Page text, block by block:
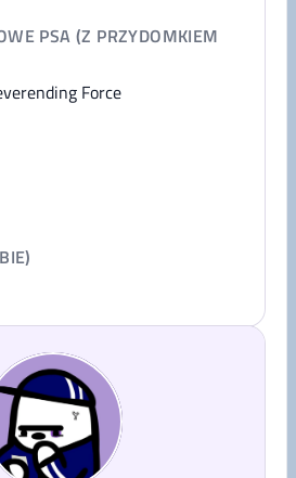
PSA (Z PRZYDOMKIEM
Force